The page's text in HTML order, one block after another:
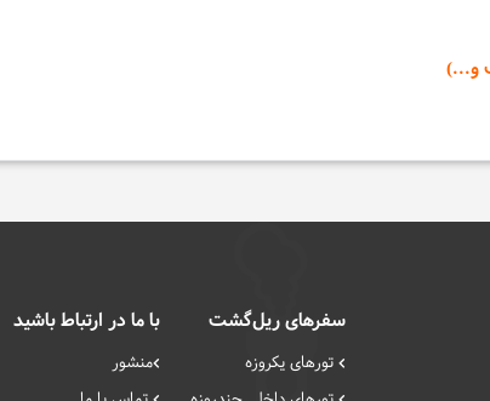
و...)
سفرهای ریل‌گشت
تورهای یکروزه
با ما در ارتباط باشید
منشور